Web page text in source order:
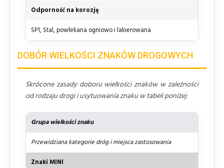
Odporność na korozję
SP1, Stal, powlekana ogniowo i lakierowana
DOBÓR WIELKOŚCI ZNAKÓW DROGOWYCH
Skrócone zasady doboru wielkości znaków w zależności
od rodzaju drogi i usytuowania znaku w tabeli poniżej:
Grupa wielkości znaku
Przewidziana kategorie dróg i miejsca zastosowania
Znaki MINI